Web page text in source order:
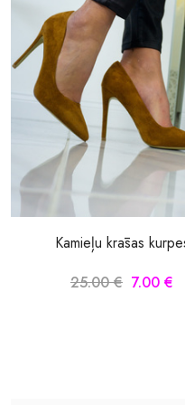
Kamieļu krāsas
25.00 € 7.00 €